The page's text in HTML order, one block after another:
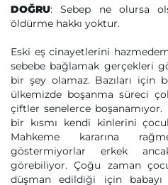
DOĞRU: Sebep ne olursa
öldürme hakkı yoktur.
Eski eş cinayetlerini
sebebe bağlamak gerçekleri
bir şey olamaz. Bazıları için
ülkemizde boşanma süreci
çiftler senelerce boşanamıyor.
bir kısmı kendi kinlerini
Mahkeme kararına
göstermiyorlar erkek
görebiliyor. Çoğu zaman
düşman edildiği için